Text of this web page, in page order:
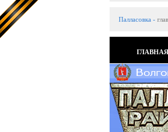
Палласовка -
ГЛАВНАЯ